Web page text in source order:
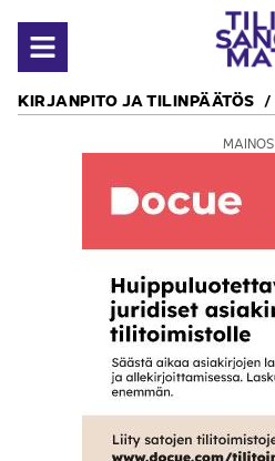
Avaa valikko
KIRJANPITO JA TILINPÄÄTÖS
MAINOS